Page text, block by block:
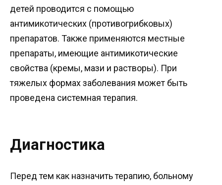
детей проводится с помощью
антимикотических (противогрибковых)
препаратов. Также применяются местные
препараты, имеющие антимикотические
свойства (кремы, мази и растворы). При
тяжелых формах заболевания может быть
проведена системная терапия.
Диагностика
Перед тем как назначить терапию, больному